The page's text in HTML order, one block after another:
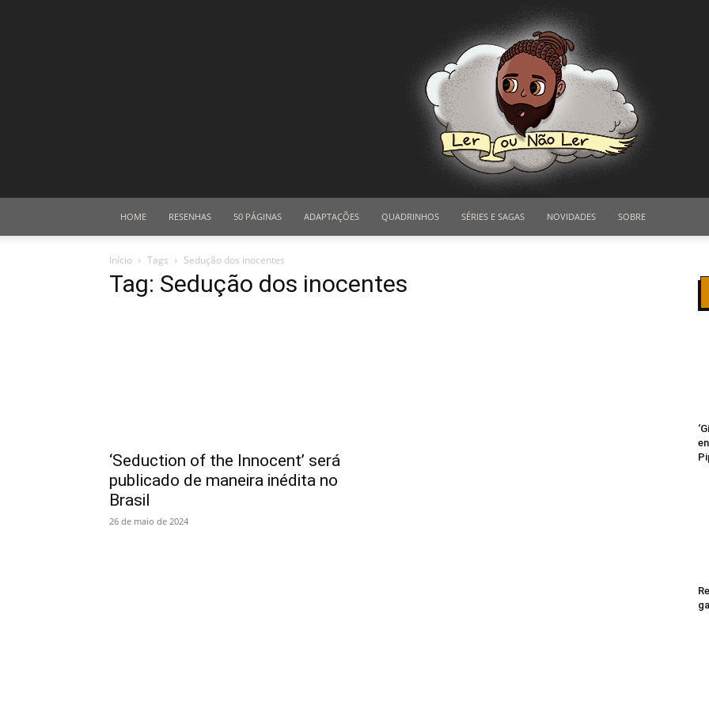
HOME RESENHAS 50 PÁGINAS ADAPTAÇÕES QUADRINHOS SÉRIES E SAGAS NOVIDADES SOBRE
Início Tags Sedução dos inocentes
Tag: Sedução dos inocentes
‘Seduction of the Innocent’ será
publicado de maneira inédita no
Brasil
26 de maio de 2024